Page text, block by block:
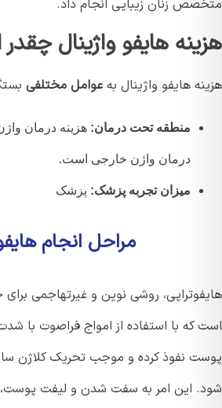
زنان زیبایی انجام داد.
هایفو واژینال چقدر
هایفو واژینال به عوامل مختلفیبستگی
منطقه تحت درمان:هزینه درمان واژن
درمان واژن خارجی است.
میزان تجربه پزشک:پزشک
مراحل انجام
روشی نوین و غیرتهاجمی برای
که با استفاده از امواج فراصوت با شدت
نفوذ کرده و موجب تحریک کلاژن سازی
این امر به سفت شدن و لیفت پوست،